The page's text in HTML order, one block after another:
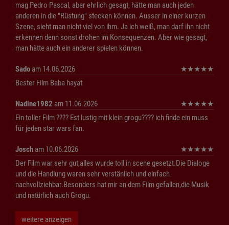
mag Pedro Pascal, aber ehrlich gesagt, hätte man auch jeden
anderen in die "Rüstung" stecken können. Ausser in einer kurzen
Szene, sieht man nicht viel von ihm. Ja ich weiß, man darf ihn nicht
erkennen denn sonst drohen im Konsequenzen. Aber wie gesagt,
man hätte auch ein anderer spielen können.
Sado am 14.06.2026 ★★★★★
Bester Film Baba hayat
Nadine1982 am 11.06.2026 ★★★★★
Ein toller Film ???? Est lustig mit klein grogu???? ich finde ein muss
für jeden star wars fan.
Josch am 10.06.2026 ★★★★★
Der Film war sehr gut,alles wurde toll in scene gesetzt.Die Dialoge
und die Handlung waren sehr verstänlich und einfach
nachvollziehbar.Besonders hat mir an dem Film gefallen,die Musik
und natürlich auch Grogu.
weitere anzeigen